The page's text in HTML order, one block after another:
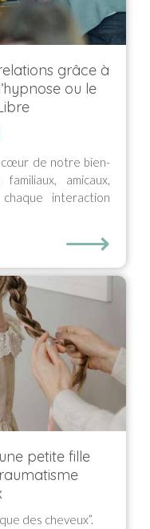
grâce à
ou le
cœur de notre bien-
amicaux,
interaction
⟶
petite fille
des cheveux”.